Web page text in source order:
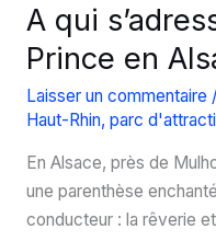
A qui
Prince en
Laisser un commentaire
Haut-Rhin, parc
En Alsace, près de
une parenthèse
conducteur : la rêverie